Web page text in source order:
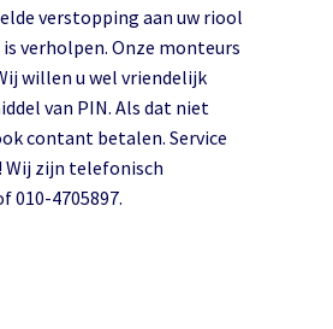
verstopping aan uw riool
verholpen. Onze monteurs
willen u wel vriendelijk
van PIN. Als dat niet
contant betalen. Service
Wij zijn telefonisch
010-4705897.